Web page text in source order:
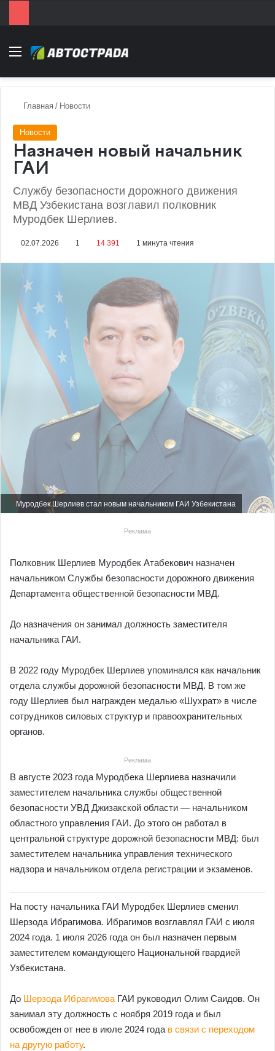
Menu
Главная / Новости
Новости
Назначен новый начальник
ГАИ
Службу безопасности дорожного движения
МВД Узбекистана возглавил полковник
Муродбек Шерлиев.
02.07.2026 1 14 391 1 минута чтения
Муродбек Шерлиев стал новым начальником ГАИ Узбекистана
Реклама
Полковник Шерлиев Муродбек Атабекович назначен
начальником Службы безопасности дорожного движения
Департамента общественной безопасности МВД.
До назначения он занимал должность заместителя
начальника ГАИ.
В 2022 году Муродбек Шерлиев упоминался как начальник
отдела службы дорожной безопасности МВД. В том же
году Шерлиев был награжден медалью «Шухрат» в числе
сотрудников силовых структур и правоохранительных
органов.
Реклама
В августе 2023 года Муродбека Шерлиева назначили
заместителем начальника службы общественной
безопасности УВД Джизакской области — начальником
областного управления ГАИ. До этого он работал в
центральной структуре дорожной безопасности МВД: был
заместителем начальника управления технического
надзора и начальником отдела регистрации и экзаменов.
На посту начальника ГАИ Муродбек Шерлиев сменил
Шерзода Ибрагимова. Ибрагимов возглавлял ГАИ с июля
2024 года. 1 июля 2026 года он был назначен первым
заместителем командующего Национальной гвардией
Узбекистана.
До Шерзода Ибрагимова ГАИ руководил Олим Саидов. Он
занимал эту должность с ноября 2019 года и был
освобожден от нее в июле 2024 года в связи с переходом
на другую работу.